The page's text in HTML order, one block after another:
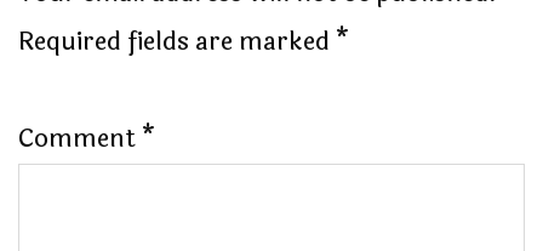
Required fields are marked *
Comment*